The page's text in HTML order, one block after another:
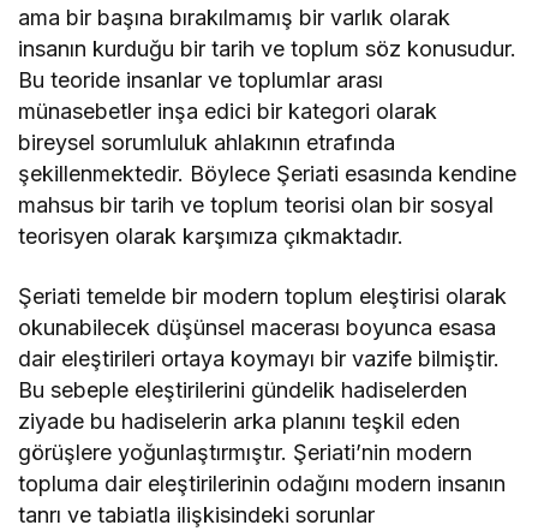
ama bir başına bırakılmamış bir varlık olarak
insanın kurduğu bir tarih ve toplum söz konusudur.
Bu teoride insanlar ve toplumlar arası
münasebetler inşa edici bir kategori olarak
bireysel sorumluluk ahlakının etrafında
şekillenmektedir. Böylece Şeriati esasında kendine
mahsus bir tarih ve toplum teorisi olan bir sosyal
teorisyen olarak karşımıza çıkmaktadır.
Şeriati temelde bir modern toplum eleştirisi olarak
okunabilecek düşünsel macerası boyunca esasa
dair eleştirileri ortaya koymayı bir vazife bilmiştir.
Bu sebeple eleştirilerini gündelik hadiselerden
ziyade bu hadiselerin arka planını teşkil eden
görüşlere yoğunlaştırmıştır. Şeriati’nin modern
topluma dair eleştirilerinin odağını modern insanın
tanrı ve tabiatla ilişkisindeki sorunlar